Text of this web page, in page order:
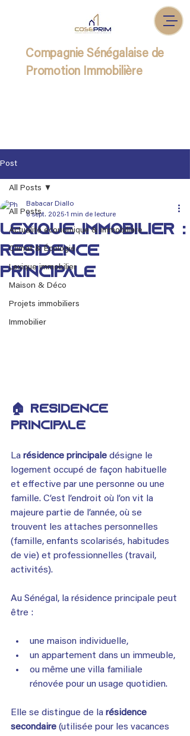
Compagnie Sénégalaise de
Promotion Immobilière
Post
All Posts
Actualité économique & immobilière
Climat & Écologie
Lexique immobilier
Maison & Déco
Projets immobiliers
Immobilier
All Posts
Lexique immobilier :
Résidence
principale
Babacar Diallo
8 sept. 2025 1 min de lecture
🏠 Résidence
principale
La résidence principale désigne le
logement occupé de façon habituelle
et effective par une personne ou une
famille. C’est l’endroit où l’on vit la
majeure partie de l’année, où se
trouvent les attaches personnelles
(famille, enfants scolarisés, habitudes
de vie) et professionnelles (travail,
activités).
Au Sénégal, la résidence principale peut
être :
une maison individuelle,
un appartement dans un immeuble,
ou même une villa familiale
rénovée pour un usage quotidien.
Elle se distingue de la résidence
secondaire (utilisée pour les vacances